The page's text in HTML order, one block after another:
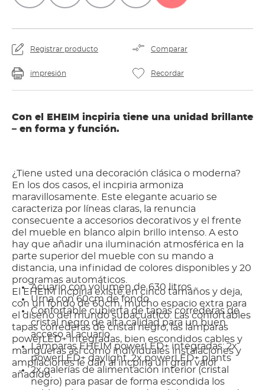
Registrar producto Comparar
impresión Recordar
Con el EHEIM incpiria tiene una unidad brillante
– en forma y función.
¿Tiene usted una decoración clásica o moderna?
En los dos casos, el incpiria armoniza
maravillosamente. Este elegante acuario se
caracteriza por líneas claras, la renuncia
consecuente a accesorios decorativos y el frente
del mueble en blanco alpin brillo intenso. A esto
hay que añadir una iluminación atmosférica en la
parte superior del mueble con su mando a
distancia, una infinidad de colores disponibles y 20
programas automáticos.
El EHEIM incpiria existe en cinco tamaños y deja,
con un fondo de 60cm, mucho espacio extra para
el diseño del mundo subacuático. Las confortables
tapas correderas de cristal negro, las lámparas
powerLED+ integradas, bien escondidos cables y
mangueras así como individuales instalaciones y
ampliaciones le dan al incpiria un gran valor
añadido.
Acuario con volumen de 630 litros
Urna con 60cm de fondo
Confortable cubierta de tapas correderas de
cristal negro de alta calidad para un buen
acceso al acuario
Lámparas EHEIM powerLED+ integradas: 2x
powerLED+ daylight, 2x powerLED+ plants
2x galerías de alimentación interior (cristal
negro) para pasar de forma escondida los